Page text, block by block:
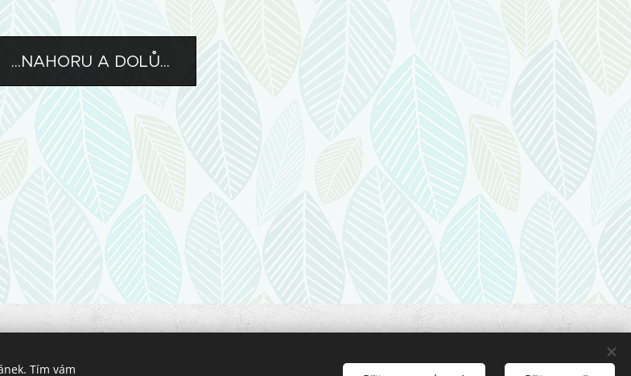
...NAHORU A DOLŮ...
kopírování a jiného využívání obsahu tohoto webu bez souhlasu majitele.
Tím vám